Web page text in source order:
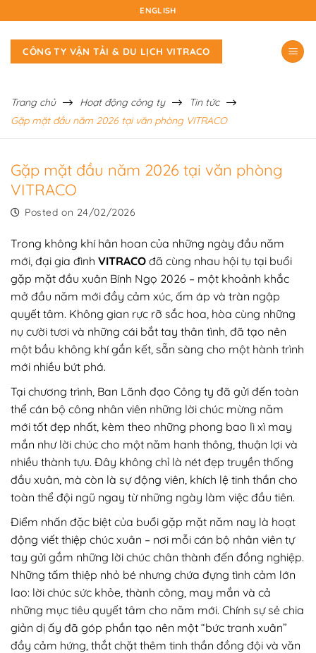
content
ENGLISH
CÔNG TY VẬN TẢI & DU LỊCH VITRACO
Trang chủ Hoạt động công ty
Tin tức
Gặp mặt đầu năm 2026 tại văn phòng VITRACO
Gặp mặt đầu năm 2026 tại văn phòng
VITRACO
Posted on 24/02/2026
Trong không khí hân hoan của những ngày đầu năm
mới, đại gia đình VITRACO đã cùng nhau hội tụ tại buổi
gặp mặt đầu xuân Bính Ngọ 2026 – một khoảnh khắc
mở đầu năm mới đầy cảm xúc, ấm áp và tràn ngập
quyết tâm. Không gian rực rỡ sắc hoa, hòa cùng những
nụ cười tươi và những cái bắt tay thân tình, đã tạo nên
một bầu không khí gắn kết, sẵn sàng cho một hành trình
mới nhiều bứt phá.
Tại chương trình, Ban Lãnh đạo Công ty đã gửi đến toàn
thể cán bộ công nhân viên những lời chúc mừng năm
mới tốt đẹp nhất, kèm theo những phong bao lì xì may
mắn như lời chúc cho một năm hanh thông, thuận lợi và
nhiều thành tựu. Đây không chỉ là nét đẹp truyền thống
đầu xuân, mà còn là sự động viên, khích lệ tinh thần cho
toàn thể đội ngũ ngay từ những ngày làm việc đầu tiên.
Điểm nhấn đặc biệt của buổi gặp mặt năm nay là hoạt
động viết thiệp chúc xuân – nơi mỗi cán bộ nhân viên tự
tay gửi gắm những lời chúc chân thành đến đồng nghiệp.
Những tấm thiệp nhỏ bé nhưng chứa đựng tình cảm lớn
lao: lời chúc sức khỏe, thành công, may mắn và cả
những mục tiêu quyết tâm cho năm mới. Chính sự sẻ chia
giản dị ấy đã góp phần tạo nên một “bức tranh xuân”
đầy cảm hứng, thắt chặt thêm tinh thần đồng đội và văn